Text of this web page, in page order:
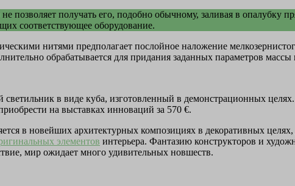
позволяет получать его, подобно обычному, заливая в опалубку
соответствующее оборудование.
нитями предполагает послойное наложение
обрабатывается для придания заданных параметров
в виде куба, изготовленный в демонстрационных
на выставках инноваций за 570 €.
в новейших архитектурных композициях в декоративных
элементов интерьера. Фантазию конструкторов и
мир ожидает много удивительных новшеств.